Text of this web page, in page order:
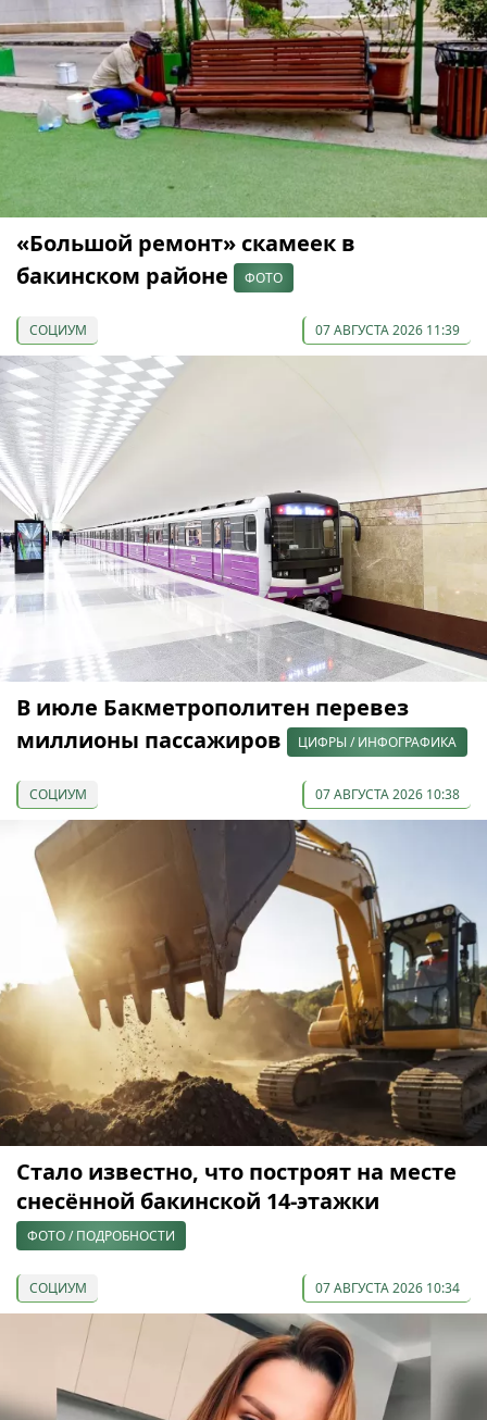
«Большой ремонт» скамеек в
бакинском районе
ФОТО
СОЦИУМ 07 АВГУСТА 2026 11:39
В июле Бакметрополитен перевез
миллионы пассажиров
ЦИФРЫ / ИНФОГРАФИКА
СОЦИУМ 07 АВГУСТА 2026 10:38
Стало известно, что построят на месте
снесённой бакинской 14-этажки
ФОТО / ПОДРОБНОСТИ
СОЦИУМ 07 АВГУСТА 2026 10:34